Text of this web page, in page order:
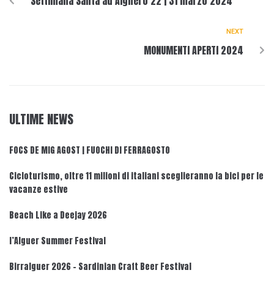
NEXT
MONUMENTI APERTI 2024
ULTIME NEWS
FOCS DE MIG AGOST | FUOCHI DI FERRAGOSTO
Cicloturismo, oltre 11 milioni di italiani sceglieranno la bici per le
vacanze estive
Beach Like a Deejay 2026
l’Alguer Summer Festival
Birralguer 2026 – Sardinian Craft Beer Festival